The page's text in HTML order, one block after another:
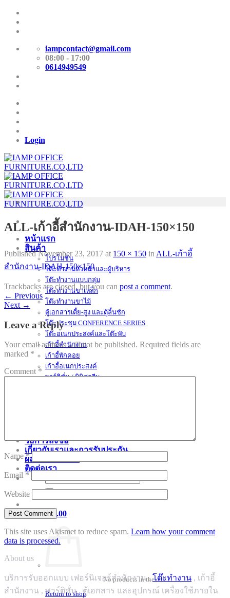
Skip
content
iampcontact@gmail.com
08:00 - 17:00
0614949549
Login
หน้าแรก
สินค้า
โปรโมชั่น
โต๊ะทำงานหัวหน้าและผู้บริหาร
โต๊ะทำงานแบบกลุ่ม
โต๊ะทำงานขาเหล็ก
โต๊ะทำงานขาไม้
ตู้เอกสารเตี้ย-สูง และตู้ลิ้นชัก
โต๊ะประชุม CONFERENCE SERIES
โต๊ะอเนกประสงค์และโต๊ะพับ
เก้าอี้สำนักงาน
เก้าอี้พักคอย
เก้าอี้อเนกประสงค์
พาร์ติชั่น / มินิสกรีน
วิธีการสั่งซื้อ
เกี่ยวกับเราและการรับประกัน
ผลงานที่ผ่านมา
ติดต่อเรา
for:
Cart /฿0.00
No products in the cart.
Return to shop
ALL-เก้าอี้สำนักงาน-IDAH-150×150
PublishedNovember 23, 2017 at 150 × 150 in ALL-เก้าอี้
สำนักงาน-IDAH-150×150
Trackbacks are closed, but you can post a comment.
← Previous
Next →
Leave a Reply
Your email address will not be published. Required fields are
marked *
Comment *
Name*
Email*
Website
This site uses Akismet to reduce spam. Learn how your comment
data is processed.
About us
บริการรับออกแบบ เฟอร์นิเจอร์สำนักงาน ,โต๊ะทำงาน , เก้าอี้
สำนักงาน , พาร์ติชั่น , ตู้เอกสาร และอุปกรณ์ เครื่องใช้ภายใน